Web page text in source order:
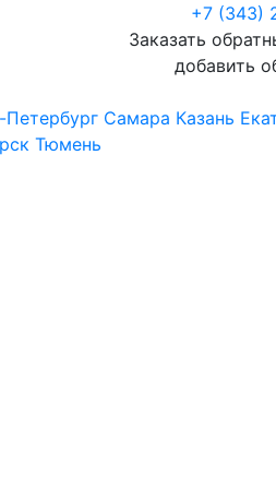
+7 (343)
Заказать
добавить
Самара Казань
Тюмень